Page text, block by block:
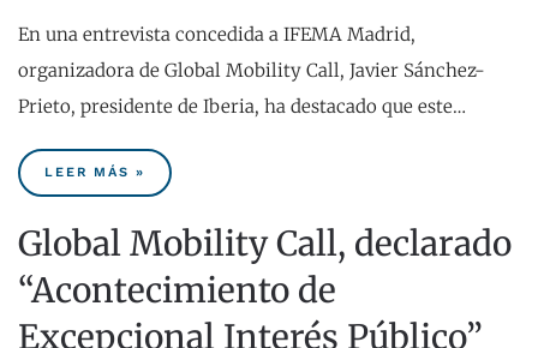
En una entrevista concedida a IFEMA Madrid,
organizadora de Global Mobility Call, Javier Sánchez-
Prieto, presidente de Iberia, ha destacado que este…
LEER MÁS »
Global Mobility Call, declarado
“Acontecimiento de
Excepcional Interés Público”